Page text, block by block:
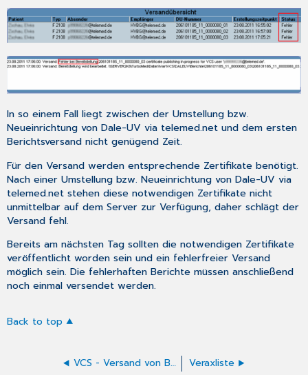
In so einem Fall liegt zwischen der Umstellung bzw.
Neueinrichtung vonDale-UV via telemed.net und dem ersten
Berichtsversand nicht genügend Zeit.
Für den Versand werden entsprechende Zertifikate benötigt.
Nach einer Umstellung bzw. Neueinrichtung vonDale-UV via
telemed.net stehen diese notwendigen Zertifikate nicht
unmittelbar auf dem Server zur Verfügung, daher schlägt der
Versand fehl.
Bereits am nächsten Tag sollten die notwendigen Zertifikate
veröffentlicht worden sein und ein fehlerfreier Versand
möglich sein. Die fehlerhaften Berichte müssen anschließend
noch einmal versendet werden.
Back to top
VCS - Versand von BG-Formularen Veraxliste